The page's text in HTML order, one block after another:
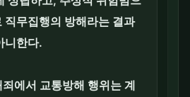
직무집행의 방해라는 결과
니한다.
에서 교통방해 행위는 계